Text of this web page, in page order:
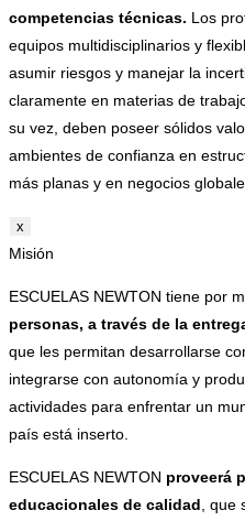
competencias técnicas. Los
equipos multidisciplinarios y
asumir riesgos y manejar la
claramente en materias de
su vez, deben poseer sólidos
ambientes de confianza en
más planas y en negocios
x
Misión
ESCUELAS NEWTON tiene por
personas, a través de la
que les permitan desarrollarse
integrarse con autonomía y
actividades para enfrentar un
país está inserto.
ESCUELAS NEWTON proveerá
educacionales de calidad ,